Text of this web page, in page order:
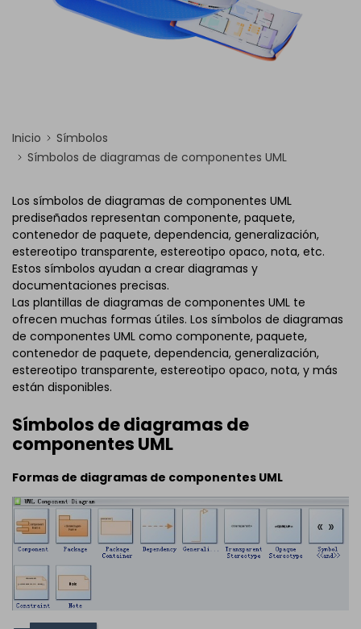
Inicio
Símbolos
Símbolos de diagramas de componentes UML
Los símbolos de diagramas de componentes UML
prediseñados representan componente, paquete,
contenedor de paquete, dependencia, generalización,
estereotipo transparente, estereotipo opaco, nota, etc.
Estos símbolos ayudan a crear diagramas y
documentaciones precisas.
Las plantillas de diagramas de componentes UML te
ofrecen muchas formas útiles. Los símbolos de diagramas
de componentes UML como componente, paquete,
contenedor de paquete, dependencia, generalización,
estereotipo transparente, estereotipo opaco, nota, y más
están disponibles.
Símbolos de diagramas de
componentes UML
Formas de diagramas de componentes UML